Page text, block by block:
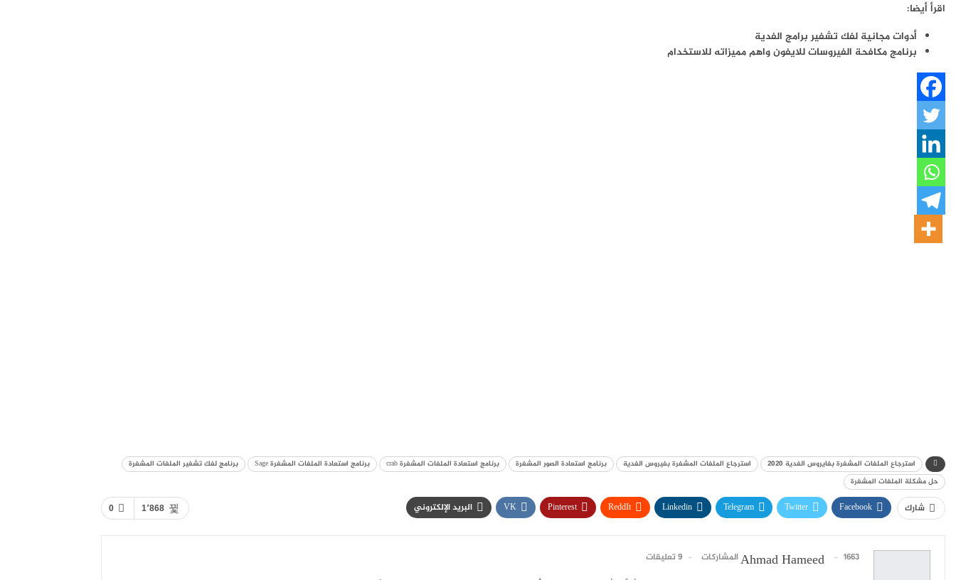
اقرأ أيضا:
أدوات مجانية لفك تشفير برامج الفدية
برنامج مكافحة الفيروسات للايفون واهم مميزاته للاستخدام
استرجاع الملفات المشفرة بفايروس الفدية 2020 استرجاع الملفات المشفرة بفيروس الفدية برنامج استعادة الصور المشفرة برنامج استعادة الملفات المشفرة crab برنامج استعادة الملفات المشفرة Sage
برنامج لفك تشفير الملفات المشفرة
حل مشكلة الملفات المشفرة
0 1٬868 شارك Facebook
Twitter
Telegram
Linkedin
ReddIt
Pinterest
VK البريد الإلكتروني
Ahmad Hameed 1663 المشاركات 9 تعليقات